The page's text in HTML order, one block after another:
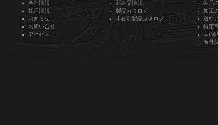
会社情報
採用情報
お知らせ
お問い合せ
アクセス
新製品情報
製品カタログ
車種別製品カタログ
製品
加工
送料
特定
国内
海外